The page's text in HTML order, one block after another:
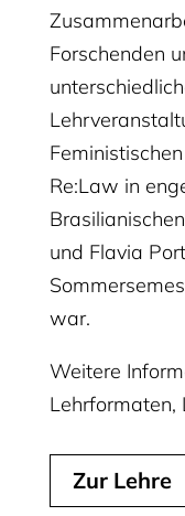
Forschenden
Re:Law in
und Flavia
war.
Weitere
Lehrformaten,
Zur Lehre